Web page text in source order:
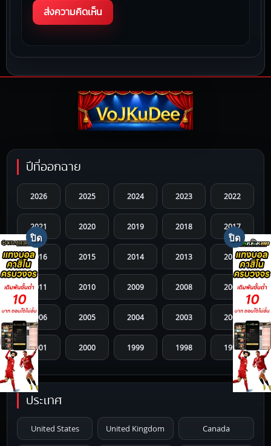
ปีที่ออกฉาย
2026 2025 2024 2023 2022
2021 2020 2019 2018 2017
2016 2015 2014 2013 2012
2011 2010 2009 2008 2007
2006 2005 2004 2003 2002
2001 2000 1999 1998 1997
1996 1995 1994 1993 1992
1986 1985 1984 1983 1982
ประเทศ
United States United Kingdom Canada